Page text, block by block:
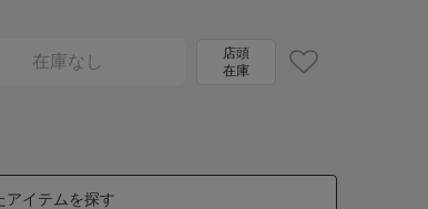
在庫なし
店頭
在庫
アイテムを探す